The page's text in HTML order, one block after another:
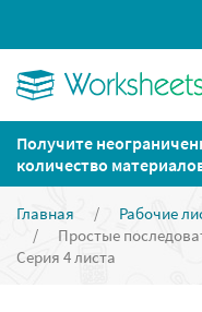
Получите
количество
Главная / Рабочие
/
Простые
Серия 4 листа